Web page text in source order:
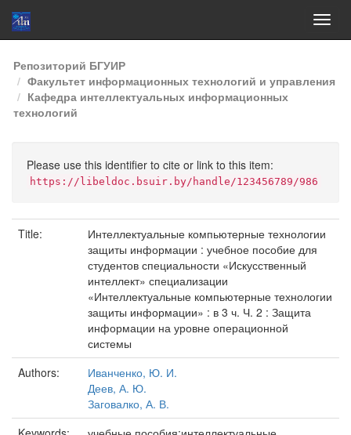
Skip
navigation
Репозиторий БГУИР
Факультет информационных технологий и управления
Кафедра интеллектуальных информационных
технологий
Please use this identifier to cite or link to this item:
https://libeldoc.bsuir.by/handle/123456789/986
Title:
Интеллектуальные компьютерные технологии
защиты информации : учебное пособие для
студентов специальности «Искусственный
интеллект» специализации
«Интеллектуальные компьютерные технологии
защиты информации» : в 3 ч. Ч. 2 : Защита
информации на уровне операционной
системы
Authors:
Иванченко, Ю. И.
Деев, А. Ю.
Заговалко, А. В.